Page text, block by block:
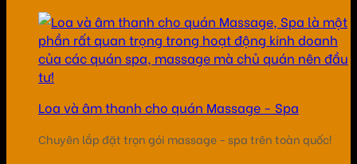
Loa và âm thanh cho quán Massage - Spa
Chuyên lắp đặt trọn gói massage - spa trên toàn quốc!